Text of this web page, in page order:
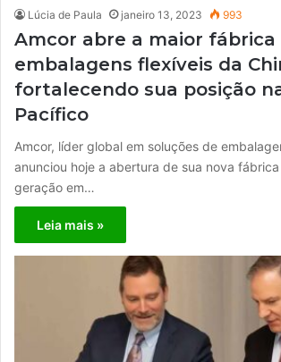
Lúcia de Paula janeiro 13, 2023 993
Amcor abre a maior fábrica
embalagens flexíveis da
fortalecendo sua posição
Pacífico
Amcor, líder global em soluções de
anunciou hoje a abertura de sua nova
geração em…
Leia mais »